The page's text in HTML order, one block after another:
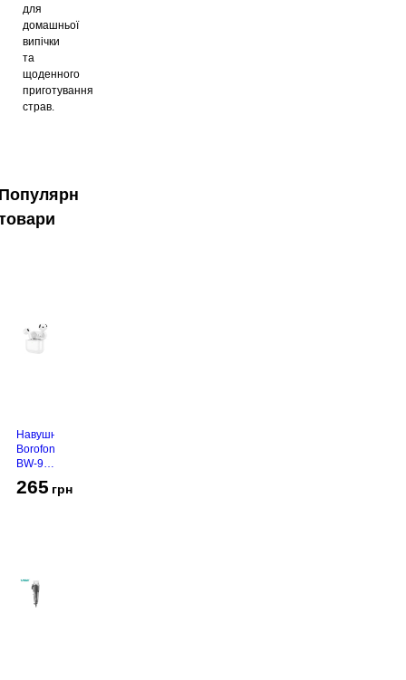
для
домашньої
випічки
та
щоденного
приготування
страв.
Навушники
Borofone
BW-94
265 грн